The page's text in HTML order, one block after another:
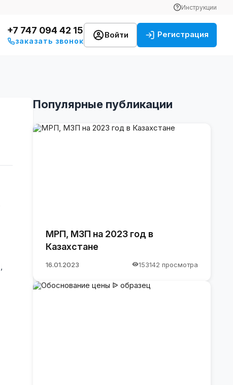
Инструкции
+7 747 094 42 15
заказать звонок
Войти Регистрация
Популярные публикации
МРП, МЗП на 2023 год в
Казахстане
16.01.2023 153142 просмотра